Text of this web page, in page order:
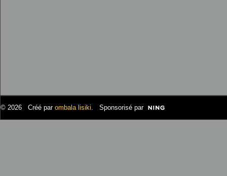
© 2026 Créé par ombala lisiki. Sponsorisé par